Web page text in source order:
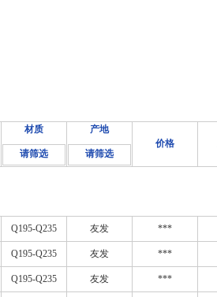
材质
请筛选
产地
请筛选
价格
Q195-Q235 友发 ***
Q195-Q235 友发 ***
Q195-Q235 友发 ***